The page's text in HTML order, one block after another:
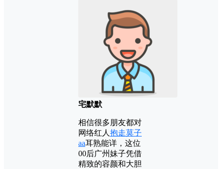
宅默默
相信很多朋友都对
网络红人 抱走莫子
aa耳熟能详，这位
00后广州妹子凭借
精致的容颜和大胆